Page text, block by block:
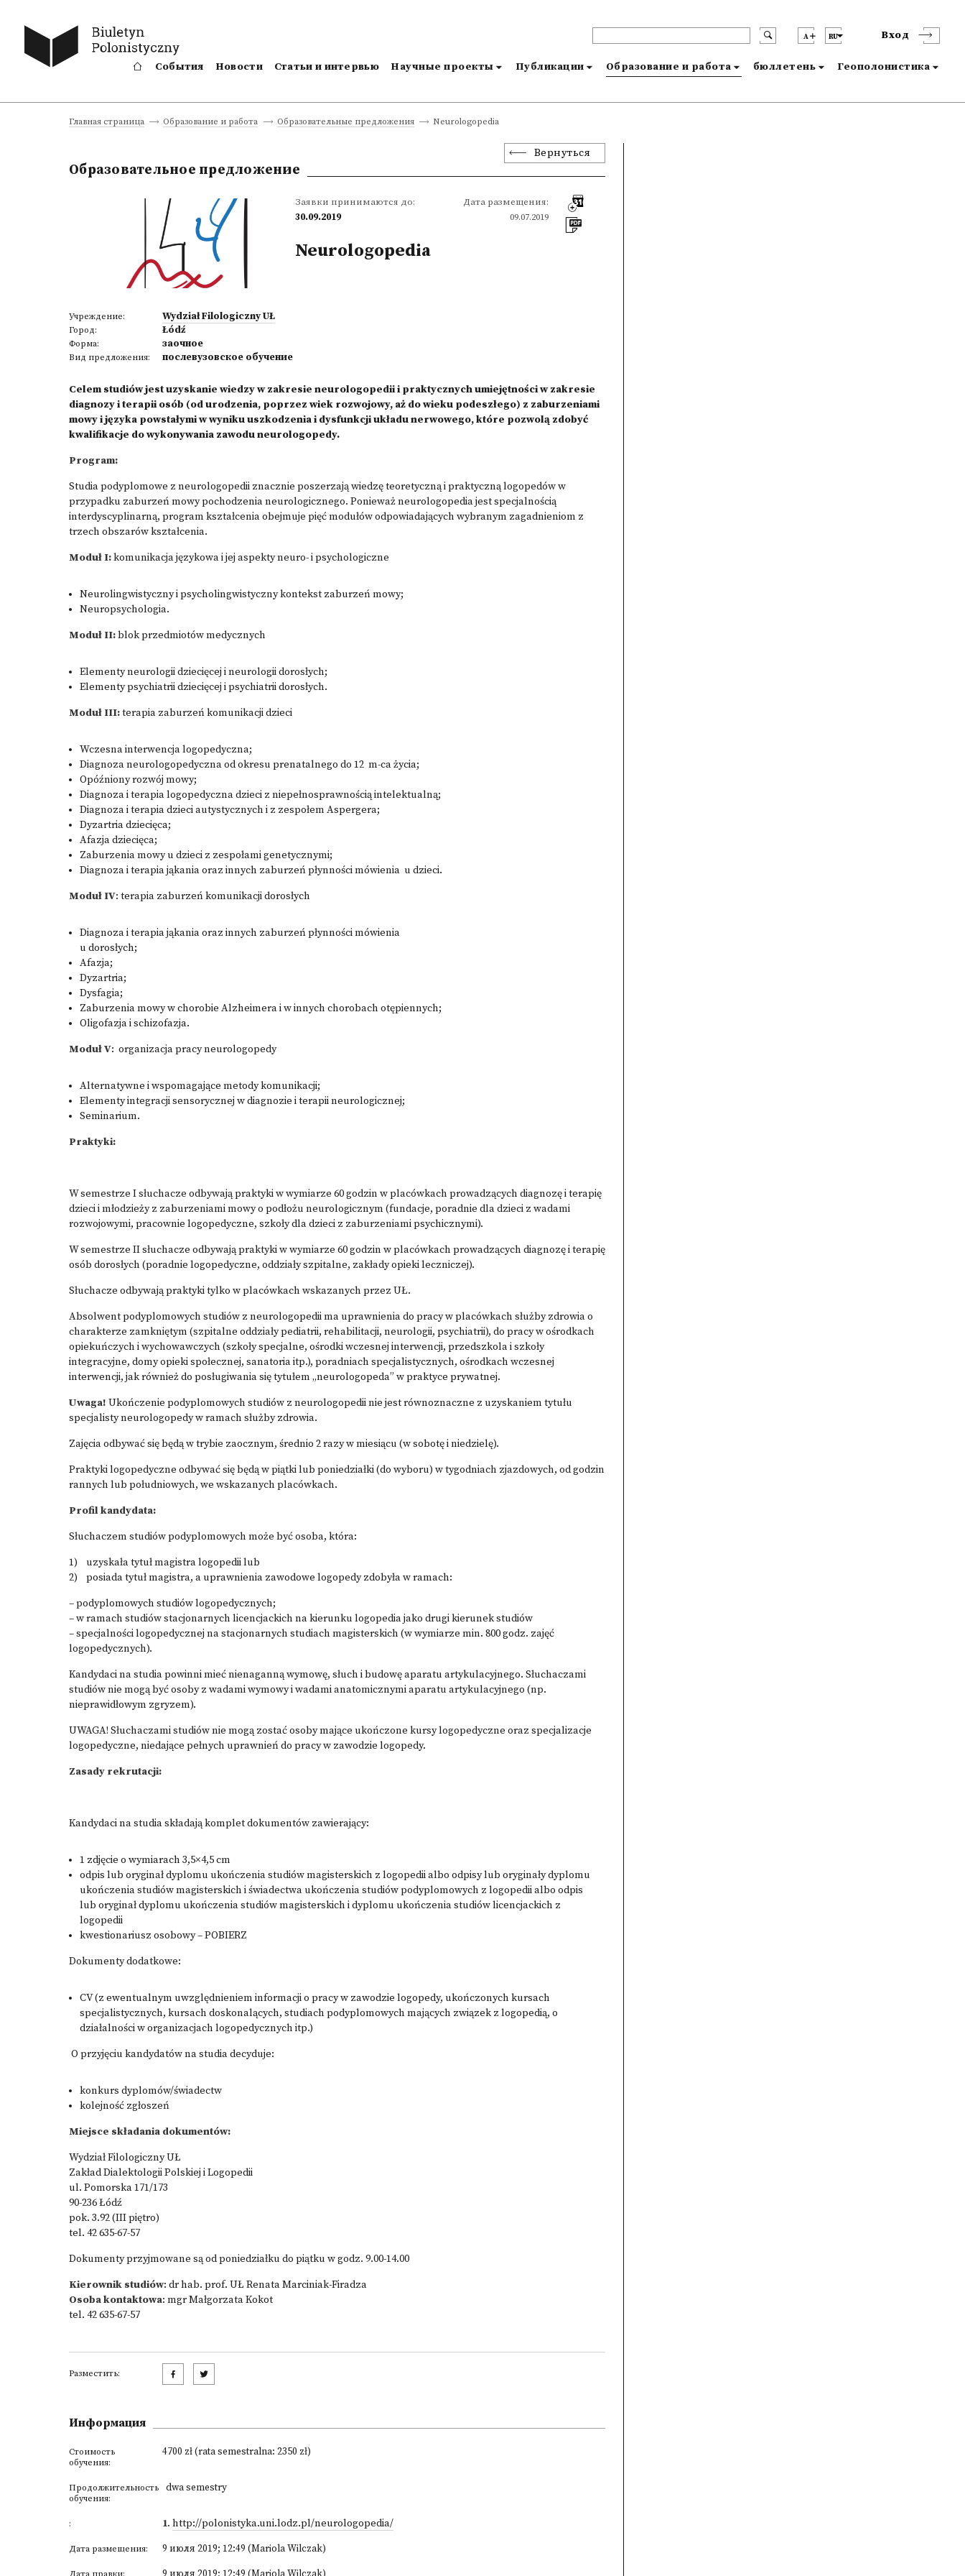
A RU Вход
События Новости Статьи и интервью Научные проекты Публикации Образование и работа бюллетень Геополонистика
Главная страница Образование и работа Образовательные предложения Neurologopedia
Вернуться
Образовательное предложение
Заявки принимаются до:
30.09.2019
Дата размещения:
09.07.2019
Neurologopedia
Учреждение: Wydział Filologiczny UŁ
Город: Łódź
Форма: заочное
Вид предложения: послевузовское обучение
Celem studiów jest uzyskanie wiedzy w zakresie neurologopedii i praktycznych umiejętności w zakresie
diagnozy i terapii osób (od urodzenia, poprzez wiek rozwojowy, aż do wieku podeszłego) z zaburzeniami
mowy i języka powstałymi w wyniku uszkodzenia i dysfunkcji układu nerwowego, które pozwolą zdobyć
kwalifikacje do wykonywania zawodu neurologopedy.
Program:
Studia podyplomowe z neurologopedii znacznie poszerzają wiedzę teoretyczną i praktyczną logopedów w
przypadku zaburzeń mowy pochodzenia neurologicznego. Ponieważ neurologopedia jest specjalnością
interdyscyplinarną, program kształcenia obejmuje pięć modułów odpowiadających wybranym zagadnieniom z
trzech obszarów kształcenia.
Moduł I:komunikacja językowa i jej aspekty neuro- i psychologiczne
Neurolingwistyczny i psycholingwistyczny kontekst zaburzeń mowy;
Neuropsychologia.
Moduł II:blok przedmiotów medycznych
Elementy neurologii dziecięcej i neurologii dorosłych;
Elementy psychiatrii dziecięcej i psychiatrii dorosłych.
Moduł III:terapia zaburzeń komunikacji dzieci
Wczesna interwencja logopedyczna;
Diagnoza neurologopedyczna od okresu prenatalnego do 12 m-ca życia;
Opóźniony rozwój mowy;
Diagnoza i terapia logopedyczna dzieci z niepełnosprawnością intelektualną;
Diagnoza i terapia dzieci autystycznych i z zespołem Aspergera;
Dyzartria dziecięca;
Afazja dziecięca;
Zaburzenia mowy u dzieci z zespołami genetycznymi;
Diagnoza i terapia jąkania oraz innych zaburzeń płynności mówienia u dzieci.
Moduł IV: terapia zaburzeń komunikacji dorosłych
Diagnoza i terapia jąkania oraz innych zaburzeń płynności mówienia
u dorosłych;
Afazja;
Dyzartria;
Dysfagia;
Zaburzenia mowy w chorobie Alzheimera i w innych chorobach otępiennych;
Oligofazja i schizofazja.
Moduł V: organizacja pracy neurologopedy
Alternatywne i wspomagające metody komunikacji;
Elementy integracji sensorycznej w diagnozie i terapii neurologicznej;
Seminarium.
Praktyki:
W semestrze I słuchacze odbywają praktyki w wymiarze 60 godzin w placówkach prowadzących diagnozę i terapię
dzieci i młodzieży z zaburzeniami mowy o podłożu neurologicznym (fundacje, poradnie dla dzieci z wadami
rozwojowymi, pracownie logopedyczne, szkoły dla dzieci z zaburzeniami psychicznymi).
W semestrze II słuchacze odbywają praktyki w wymiarze 60 godzin w placówkach prowadzących diagnozę i terapię
osób dorosłych (poradnie logopedyczne, oddziały szpitalne, zakłady opieki leczniczej).
Słuchacze odbywają praktyki tylko w placówkach wskazanych przez UŁ.
Absolwent podyplomowych studiów z neurologopedii ma uprawnienia do pracy w placówkach służby zdrowia o
charakterze zamkniętym (szpitalne oddziały pediatrii, rehabilitacji, neurologii, psychiatrii), do pracy w ośrodkach
opiekuńczych i wychowawczych (szkoły specjalne, ośrodki wczesnej interwencji, przedszkola i szkoły
integracyjne, domy opieki społecznej, sanatoria itp.), poradniach specjalistycznych, ośrodkach wczesnej
interwencji, jak również do posługiwania się tytułem „neurologopeda” w praktyce prywatnej.
Uwaga! Ukończenie podyplomowych studiów z neurologopedii nie jest równoznaczne z uzyskaniem tytułu
specjalisty neurologopedy w ramach służby zdrowia.
Zajęcia odbywać się będą w trybie zaocznym, średnio 2 razy w miesiącu (w sobotę i niedzielę).
Praktyki logopedyczne odbywać się będą w piątki lub poniedziałki (do wyboru) w tygodniach zjazdowych, od godzin
rannych lub południowych, we wskazanych placówkach.
Profil kandydata:
Słuchaczem studiów podyplomowych może być osoba, która:
1) uzyskała tytuł magistra logopedii lub
2) posiada tytuł magistra, a uprawnienia zawodowe logopedy zdobyła w ramach:
– podyplomowych studiów logopedycznych;
– w ramach studiów stacjonarnych licencjackich na kierunku logopedia jako drugi kierunek studiów
– specjalności logopedycznej na stacjonarnych studiach magisterskich (w wymiarze min. 800 godz. zajęć
logopedycznych).
Kandydaci na studia powinni mieć nienaganną wymowę, słuch i budowę aparatu artykulacyjnego. Słuchaczami
studiów nie mogą być osoby z wadami wymowy i wadami anatomicznymi aparatu artykulacyjnego (np.
nieprawidłowym zgryzem).
UWAGA! Słuchaczami studiów nie mogą zostać osoby mające ukończone kursy logopedyczne oraz specjalizacje
logopedyczne, niedające pełnych uprawnień do pracy w zawodzie logopedy.
Zasady rekrutacji:
Kandydaci na studia składają komplet dokumentów zawierający:
1 zdjęcie o wymiarach 3,5×4,5 cm
odpis lub oryginał dyplomu ukończenia studiów magisterskich z logopedii albo odpisy lub oryginały dyplomu
ukończenia studiów magisterskich i świadectwa ukończenia studiów podyplomowych z logopedii albo odpis
lub oryginał dyplomu ukończenia studiów magisterskich i dyplomu ukończenia studiów licencjackich z
logopedii
kwestionariusz osobowy –POBIERZ
Dokumenty dodatkowe:
CV (z ewentualnym uwzględnieniem informacji o pracy w zawodzie logopedy, ukończonych kursach
specjalistycznych, kursach doskonalących, studiach podyplomowych mających związek z logopedią, o
działalności w organizacjach logopedycznych itp.)
O przyjęciu kandydatów na studia decyduje:
konkurs dyplomów/świadectw
kolejność zgłoszeń
Miejsce składania dokumentów:
Wydział Filologiczny UŁ
Zakład Dialektologii Polskiej i Logopedii
ul. Pomorska 171/173
90-236 Łódź
pok. 3.92 (III piętro)
tel. 42 635-67-57
Dokumenty przyjmowane są od poniedziałku do piątku w godz. 9.00-14.00
Kierownik studiów: dr hab. prof. UŁ Renata Marciniak-Firadza
Osoba kontaktowa: mgr Małgorzata Kokot
tel. 42 635-67-57
Разместить:
Информация
Стоимость
обучения:
4700 zł (rata semestralna: 2350 zł)
Продолжительность
обучения:
dwa semestry
: 1. http://polonistyka.uni.lodz.pl/neurologopedia/
Дата размещения: 9 июля 2019; 12:49 (Mariola Wilczak)